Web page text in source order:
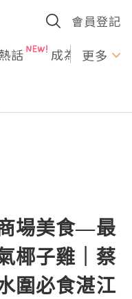
會員登記
話 成為U更多
場美食—最
椰子雞｜蔡
圍必食湛江